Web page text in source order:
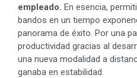
empleado. En esencia,
bandos en un tiempo
panorama de éxito. Por una
productividad gracias al
una nueva modalidad a
ganaba en estabilidad.